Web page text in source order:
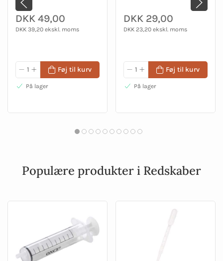
DKK 49,00
DKK 39,20 ekskl. moms
Føj til kurv
På lager
DKK 29,00
DKK 23,20 ekskl. moms
Føj til kurv
På lager
Populære produkter i Redskaber